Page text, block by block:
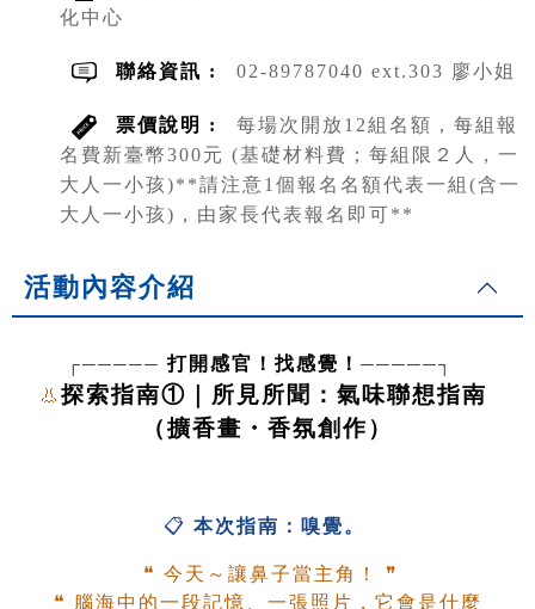
化中心
聯絡資訊 : 02-89787040 ext.303 廖小姐
票價說明 :
每場次開放12組名額，每組報
名費新臺幣300元 (基礎材料費；每組限２人，一
大人一小孩)**請注意1個報名名額代表一組(含一
大人一小孩)，由家長代表報名即可**
活動內容介紹
┌───── 打開感官！找感覺！ ─────┐
👃 探索指南①｜所見所聞：氣味聯想指南
（擴香畫・香氛創作）
📋 本次指南：嗅覺。
❝ 今天～讓鼻子當主角！
❞
❝ 腦海中的一段記憶、一張照片，它會是什麼